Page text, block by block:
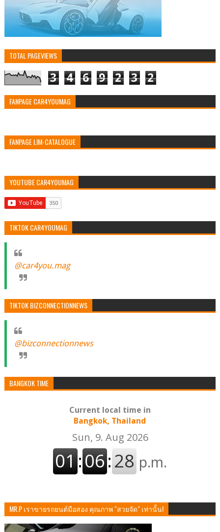
TOTAL PAGEVIEWS
3 4 6 9 2 3 2
FANPAGE CAR4YOUMAG
FANPAGE LIM-CATALOGUE
YOUTUBE CAR4YOUMAG
TIKTOK CAR4YOUMAG
@car4you.mag
TIKTOK BIZCONNECTIONNEWS
@bizconnectionnews
BANGKOK TIME
Current local time in
Bangkok, Thailand
MR.P เราขายรถยนต์มือสอง คุณภาพ "สวยจัด" เท่านั้น!